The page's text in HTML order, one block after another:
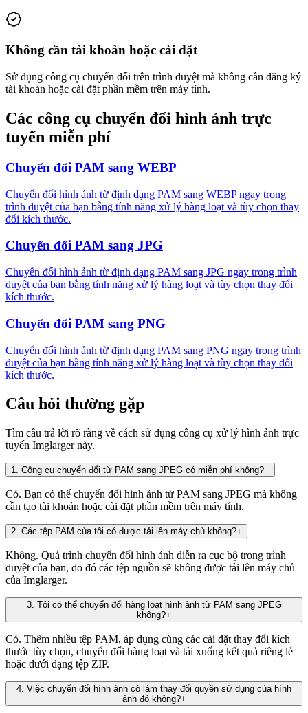
Không cần tài khoản hoặc cài đặt
Sử dụng công cụ chuyển đổi trên trình duyệt mà không cần đăng ký
tài khoản hoặc cài đặt phần mềm trên máy tính.
Các công cụ chuyển đổi hình ảnh trực
tuyến miễn phí
Chuyển đổi PAM sang WEBP
Chuyển đổi hình ảnh từ định dạng PAM sang WEBP ngay trong
trình duyệt của bạn bằng tính năng xử lý hàng loạt và tùy chọn thay
đổi kích thước.
Chuyển đổi PAM sang JPG
Chuyển đổi hình ảnh từ định dạng PAM sang JPG ngay trong trình
duyệt của bạn bằng tính năng xử lý hàng loạt và tùy chọn thay đổi
kích thước.
Chuyển đổi PAM sang PNG
Chuyển đổi hình ảnh từ định dạng PAM sang PNG ngay trong trình
duyệt của bạn bằng tính năng xử lý hàng loạt và tùy chọn thay đổi
kích thước.
Câu hỏi thường gặp
Tìm câu trả lời rõ ràng về cách sử dụng công cụ xử lý hình ảnh trực
tuyến Imglarger này.
1. Công cụ chuyển đổi từ PAM sang JPEG có miễn phí không?−
Có. Bạn có thể chuyển đổi hình ảnh từ PAM sang JPEG mà không
cần tạo tài khoản hoặc cài đặt phần mềm trên máy tính.
2. Các tệp PAM của tôi có được tải lên máy chủ không?+
Không. Quá trình chuyển đổi hình ảnh diễn ra cục bộ trong trình
duyệt của bạn, do đó các tệp nguồn sẽ không được tải lên máy chủ
của Imglarger.
3. Tôi có thể chuyển đổi hàng loạt hình ảnh từ PAM sang JPEG
không?+
Có. Thêm nhiều tệp PAM, áp dụng cùng các cài đặt thay đổi kích
thước tùy chọn, chuyển đổi hàng loạt và tải xuống kết quả riêng lẻ
hoặc dưới dạng tệp ZIP.
4. Việc chuyển đổi hình ảnh có làm thay đổi quyền sử dụng của hình
ảnh đó không?+